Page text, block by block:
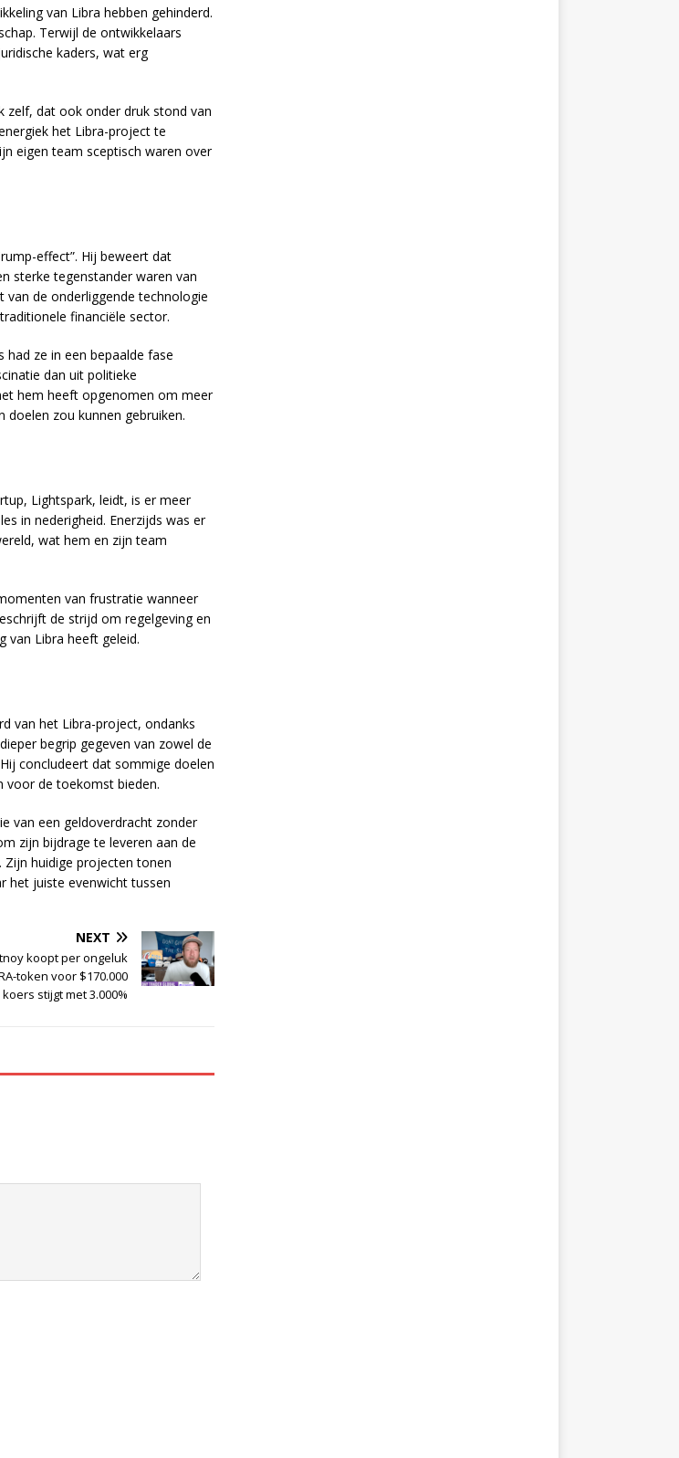
van Libra hebben gehinderd.
Terwijl de ontwikkelaars
kaders, wat erg
zelf, dat ook onder druk stond van
het Libra-project te
eigen team sceptisch waren over
effect”. Hij beweert dat
sterke tegenstander waren van
de onderliggende technologie
financiële sector.
ze in een bepaalde fase
dan uit politieke
hem heeft opgenomen om meer
zou kunnen gebruiken.
Lightspark, leidt, is er meer
in nederigheid. Enerzijds was er
wat hem en zijn team
van frustratie wanneer
de strijd om regelgeving en
van Libra heeft geleid.
van het Libra-project, ondanks
begrip gegeven van zowel de
concludeert dat sommige doelen
voor de toekomst bieden.
van een geldoverdracht zonder
zijn bijdrage te leveren aan de
huidige projecten tonen
het juiste evenwicht tussen
NEXT
koopt per ongeluk
token voor $170.000
koers stijgt met 3.000%